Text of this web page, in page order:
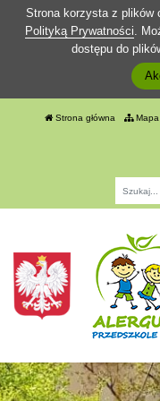
Strona korzysta z plików
Polityką Prywatności.
dostępu do
Strona główna Mapa